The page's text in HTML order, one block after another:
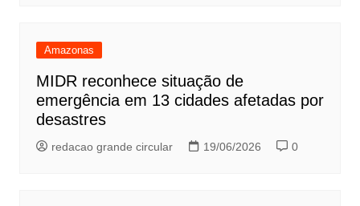
Amazonas
MIDR reconhece situação de
emergência em 13 cidades afetadas por
desastres
redacao grande circular 19/06/2026 0